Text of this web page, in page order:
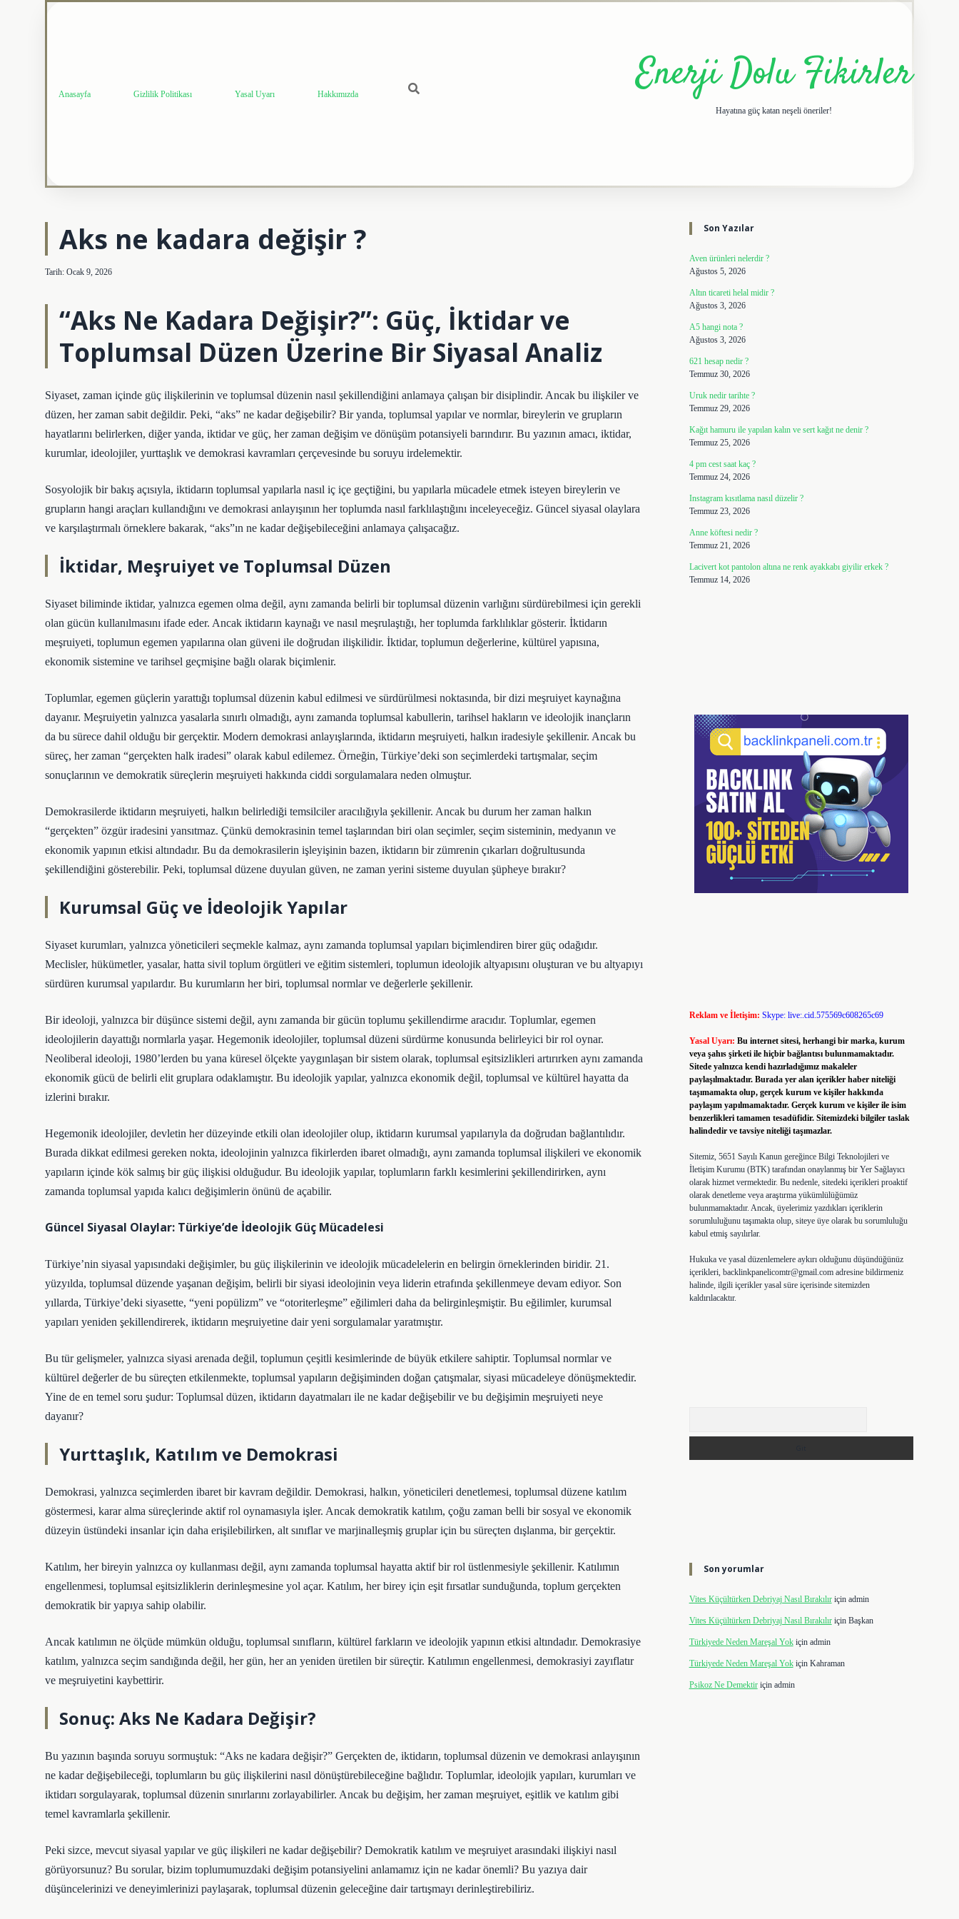
Anasayfa Gizlilik Politikası Yasal Uyarı Hakkımızda Enerji Dolu Fikirler
Hayatına güç katan neşeli öneriler!
Aks ne kadara değişir ?
Tarih: Ocak 9, 2026
“Aks Ne Kadara Değişir?”: Güç, İktidar ve
Toplumsal Düzen Üzerine Bir Siyasal Analiz
Siyaset, zaman içinde güç ilişkilerinin ve toplumsal düzenin nasıl şekillendiğini anlamaya çalışan bir disiplindir. Ancak bu ilişkiler ve
düzen, her zaman sabit değildir. Peki, “aks” ne kadar değişebilir? Bir yanda, toplumsal yapılar ve normlar, bireylerin ve grupların
hayatlarını belirlerken, diğer yanda, iktidar ve güç, her zaman değişim ve dönüşüm potansiyeli barındırır. Bu yazının amacı, iktidar,
kurumlar, ideolojiler, yurttaşlık ve demokrasi kavramları çerçevesinde bu soruyu irdelemektir.
Sosyolojik bir bakış açısıyla, iktidarın toplumsal yapılarla nasıl iç içe geçtiğini, bu yapılarla mücadele etmek isteyen bireylerin ve
grupların hangi araçları kullandığını ve demokrasi anlayışının her toplumda nasıl farklılaştığını inceleyeceğiz. Güncel siyasal olaylara
ve karşılaştırmalı örneklere bakarak, “aks”ın ne kadar değişebileceğini anlamaya çalışacağız.
İktidar, Meşruiyet ve Toplumsal Düzen
Siyaset biliminde iktidar, yalnızca egemen olma değil, aynı zamanda belirli bir toplumsal düzenin varlığını sürdürebilmesi için gerekli
olan gücün kullanılmasını ifade eder. Ancak iktidarın kaynağı ve nasıl meşrulaştığı, her toplumda farklılıklar gösterir. İktidarın
meşruiyeti, toplumun egemen yapılarına olan güveni ile doğrudan ilişkilidir. İktidar, toplumun değerlerine, kültürel yapısına,
ekonomik sistemine ve tarihsel geçmişine bağlı olarak biçimlenir.
Toplumlar, egemen güçlerin yarattığı toplumsal düzenin kabul edilmesi ve sürdürülmesi noktasında, bir dizi meşruiyet kaynağına
dayanır. Meşruiyetin yalnızca yasalarla sınırlı olmadığı, aynı zamanda toplumsal kabullerin, tarihsel hakların ve ideolojik inançların
da bu sürece dahil olduğu bir gerçektir. Modern demokrasi anlayışlarında, iktidarın meşruiyeti, halkın iradesiyle şekillenir. Ancak bu
süreç, her zaman “gerçekten halk iradesi” olarak kabul edilemez. Örneğin, Türkiye’deki son seçimlerdeki tartışmalar, seçim
sonuçlarının ve demokratik süreçlerin meşruiyeti hakkında ciddi sorgulamalara neden olmuştur.
Demokrasilerde iktidarın meşruiyeti, halkın belirlediği temsilciler aracılığıyla şekillenir. Ancak bu durum her zaman halkın
“gerçekten” özgür iradesini yansıtmaz. Çünkü demokrasinin temel taşlarından biri olan seçimler, seçim sisteminin, medyanın ve
ekonomik yapının etkisi altındadır. Bu da demokrasilerin işleyişinin bazen, iktidarın bir zümrenin çıkarları doğrultusunda
şekillendiğini gösterebilir. Peki, toplumsal düzene duyulan güven, ne zaman yerini sisteme duyulan şüpheye bırakır?
Kurumsal Güç ve İdeolojik Yapılar
Siyaset kurumları, yalnızca yöneticileri seçmekle kalmaz, aynı zamanda toplumsal yapıları biçimlendiren birer güç odağıdır.
Meclisler, hükümetler, yasalar, hatta sivil toplum örgütleri ve eğitim sistemleri, toplumun ideolojik altyapısını oluşturan ve bu altyapıyı
sürdüren kurumsal yapılardır. Bu kurumların her biri, toplumsal normlar ve değerlerle şekillenir.
Bir ideoloji, yalnızca bir düşünce sistemi değil, aynı zamanda bir gücün toplumu şekillendirme aracıdır. Toplumlar, egemen
ideolojilerin dayattığı normlarla yaşar. Hegemonik ideolojiler, toplumsal düzeni sürdürme konusunda belirleyici bir rol oynar.
Neoliberal ideoloji, 1980’lerden bu yana küresel ölçekte yaygınlaşan bir sistem olarak, toplumsal eşitsizlikleri artırırken aynı zamanda
ekonomik gücü de belirli elit gruplara odaklamıştır. Bu ideolojik yapılar, yalnızca ekonomik değil, toplumsal ve kültürel hayatta da
izlerini bırakır.
Hegemonik ideolojiler, devletin her düzeyinde etkili olan ideolojiler olup, iktidarın kurumsal yapılarıyla da doğrudan bağlantılıdır.
Burada dikkat edilmesi gereken nokta, ideolojinin yalnızca fikirlerden ibaret olmadığı, aynı zamanda toplumsal ilişkileri ve ekonomik
yapıların içinde kök salmış bir güç ilişkisi olduğudur. Bu ideolojik yapılar, toplumların farklı kesimlerini şekillendirirken, aynı
zamanda toplumsal yapıda kalıcı değişimlerin önünü de açabilir.
Güncel Siyasal Olaylar: Türkiye’de İdeolojik Güç Mücadelesi
Türkiye’nin siyasal yapısındaki değişimler, bu güç ilişkilerinin ve ideolojik mücadelelerin en belirgin örneklerinden biridir. 21.
yüzyılda, toplumsal düzende yaşanan değişim, belirli bir siyasi ideolojinin veya liderin etrafında şekillenmeye devam ediyor. Son
yıllarda, Türkiye’deki siyasette, “yeni popülizm” ve “otoriterleşme” eğilimleri daha da belirginleşmiştir. Bu eğilimler, kurumsal
yapıları yeniden şekillendirerek, iktidarın meşruiyetine dair yeni sorgulamalar yaratmıştır.
Bu tür gelişmeler, yalnızca siyasi arenada değil, toplumun çeşitli kesimlerinde de büyük etkilere sahiptir. Toplumsal normlar ve
kültürel değerler de bu süreçten etkilenmekte, toplumsal yapıların değişiminden doğan çatışmalar, siyasi mücadeleye dönüşmektedir.
Yine de en temel soru şudur: Toplumsal düzen, iktidarın dayatmaları ile ne kadar değişebilir ve bu değişimin meşruiyeti neye
dayanır?
Yurttaşlık, Katılım ve Demokrasi
Demokrasi, yalnızca seçimlerden ibaret bir kavram değildir. Demokrasi, halkın, yöneticileri denetlemesi, toplumsal düzene katılım
göstermesi, karar alma süreçlerinde aktif rol oynamasıyla işler. Ancak demokratik katılım, çoğu zaman belli bir sosyal ve ekonomik
düzeyin üstündeki insanlar için daha erişilebilirken, alt sınıflar ve marjinalleşmiş gruplar için bu süreçten dışlanma, bir gerçektir.
Katılım, her bireyin yalnızca oy kullanması değil, aynı zamanda toplumsal hayatta aktif bir rol üstlenmesiyle şekillenir. Katılımın
engellenmesi, toplumsal eşitsizliklerin derinleşmesine yol açar. Katılım, her birey için eşit fırsatlar sunduğunda, toplum gerçekten
demokratik bir yapıya sahip olabilir.
Ancak katılımın ne ölçüde mümkün olduğu, toplumsal sınıfların, kültürel farkların ve ideolojik yapının etkisi altındadır. Demokrasiye
katılım, yalnızca seçim sandığında değil, her gün, her an yeniden üretilen bir süreçtir. Katılımın engellenmesi, demokrasiyi zayıflatır
ve meşruiyetini kaybettirir.
Sonuç: Aks Ne Kadara Değişir?
Bu yazının başında soruyu sormuştuk: “Aks ne kadara değişir?” Gerçekten de, iktidarın, toplumsal düzenin ve demokrasi anlayışının
ne kadar değişebileceği, toplumların bu güç ilişkilerini nasıl dönüştürebileceğine bağlıdır. Toplumlar, ideolojik yapıları, kurumları ve
iktidarı sorgulayarak, toplumsal düzenin sınırlarını zorlayabilirler. Ancak bu değişim, her zaman meşruiyet, eşitlik ve katılım gibi
temel kavramlarla şekillenir.
Peki sizce, mevcut siyasal yapılar ve güç ilişkileri ne kadar değişebilir? Demokratik katılım ve meşruiyet arasındaki ilişkiyi nasıl
görüyorsunuz? Bu sorular, bizim toplumumuzdaki değişim potansiyelini anlamamız için ne kadar önemli? Bu yazıya dair
düşüncelerinizi ve deneyimlerinizi paylaşarak, toplumsal düzenin geleceğine dair tartışmayı derinleştirebiliriz.
Sidebar
Son Yazılar
Aven ürünleri nelerdir ?
Ağustos 5, 2026
Altın ticareti helal midir ?
Ağustos 3, 2026
A5 hangi nota ?
Ağustos 3, 2026
621 hesap nedir ?
Temmuz 30, 2026
Uruk nedir tarihte ?
Temmuz 29, 2026
Kağıt hamuru ile yapılan kalın ve sert kağıt ne denir ?
Temmuz 25, 2026
4 pm cest saat kaç ?
Temmuz 24, 2026
Instagram kısıtlama nasıl düzelir ?
Temmuz 23, 2026
Anne köftesi nedir ?
Temmuz 21, 2026
Lacivert kot pantolon altına ne renk ayakkabı giyilir erkek ?
Temmuz 14, 2026
Reklam ve İletişim: Skype: live:.cid.575569c608265c69
Yasal Uyarı: Bu internet sitesi, herhangi bir marka, kurum
veya şahıs şirketi ile hiçbir bağlantısı bulunmamaktadır.
Sitede yalnızca kendi hazırladığımız makaleler
paylaşılmaktadır. Burada yer alan içerikler haber niteliği
taşımamakta olup, gerçek kurum ve kişiler hakkında
paylaşım yapılmamaktadır. Gerçek kurum ve kişiler ile isim
benzerlikleri tamamen tesadüfidir. Sitemizdeki bilgiler taslak
halindedir ve tavsiye niteliği taşımazlar.
Sitemiz, 5651 Sayılı Kanun gereğince Bilgi Teknolojileri ve
İletişim Kurumu (BTK) tarafından onaylanmış bir Yer Sağlayıcı
olarak hizmet vermektedir. Bu nedenle, sitedeki içerikleri proaktif
olarak denetleme veya araştırma yükümlülüğümüz
bulunmamaktadır. Ancak, üyelerimiz yazdıkları içeriklerin
sorumluluğunu taşımakta olup, siteye üye olarak bu sorumluluğu
kabul etmiş sayılırlar.
Hukuka ve yasal düzenlemelere aykırı olduğunu düşündüğünüz
içerikleri, backlinkpanelicomtr@gmail.comadresine bildirmeniz
halinde, ilgili içerikler yasal süre içerisinde sitemizden
kaldırılacaktır.
Son yorumlar
Vites Küçültürken Debriyaj Nasıl Bırakılıriçin admin
Vites Küçültürken Debriyaj Nasıl Bırakılıriçin Başkan
Türkiyede Neden Mareşal Yokiçin admin
Türkiyede Neden Mareşal Yokiçin Kahraman
Psikoz Ne Demektiriçin admin